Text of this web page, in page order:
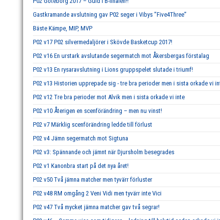
Gastkramande avslutning gav P02 seger i Vibys ”Five4Three”
Bäste Kämpe, MIP, MVP
P02 v17 P02 silvermedaljörer i Skövde Basketcup 2017!
P02 v16 En urstark avslutande segermatch mot Åkersbergas förstalag
P02 v13 En rysaravslutning i Lions gruppspelet slutade i triumf!
P02 v13 Historien upprepade sig - tre bra perioder men i sista orkade vi
P02 v12 Tre bra perioder mot Alvik men i sista orkade vi inte
P02 v10 Återigen en scenförändring – men nu vinst!
P02 v7 Märklig scenförändring ledde till förlust
P02 v4 Jämn segermatch mot Sigtuna
P02 v3: Spännande och jämnt när Djursholm besegrades
P02 v1 Kanonbra start på det nya året!
P02 v50 Två jämna matcher men tyvärr förluster
P02 v48 RM omgång 2 Veni Vidi men tyvärr inte Vici
P02 v47 Två mycket jämna matcher gav två segrar!